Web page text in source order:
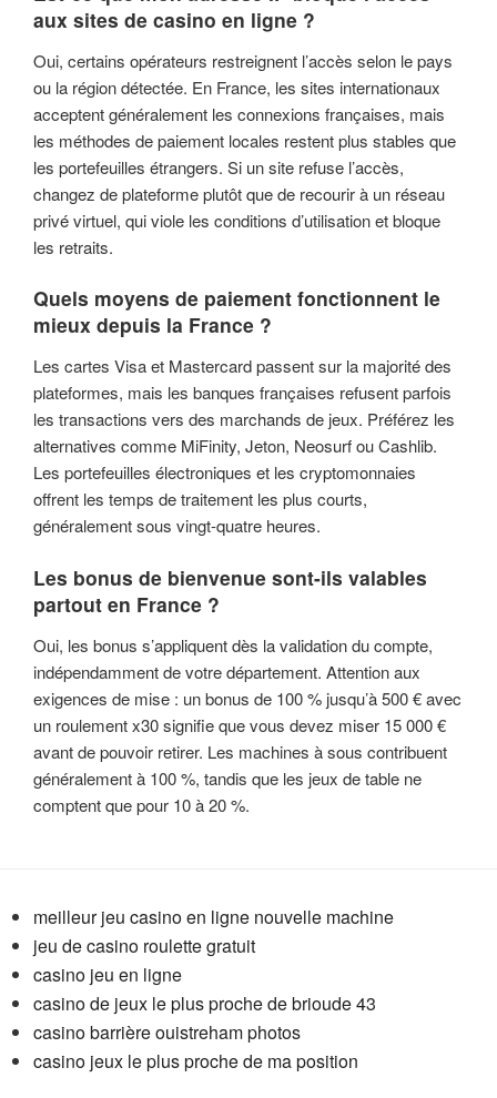
aux sites de casino en ligne ?
Oui, certains opérateurs restreignent l’accès selon le pays
ou la région détectée. En France, les sites internationaux
acceptent généralement les connexions françaises, mais
les méthodes de paiement locales restent plus stables que
les portefeuilles étrangers. Si un site refuse l’accès,
changez de plateforme plutôt que de recourir à un réseau
privé virtuel, qui viole les conditions d’utilisation et bloque
les retraits.
Quels moyens de paiement fonctionnent le
mieux depuis la France ?
Les cartes Visa et Mastercard passent sur la majorité des
plateformes, mais les banques françaises refusent parfois
les transactions vers des marchands de jeux. Préférez les
alternatives comme MiFinity, Jeton, Neosurf ou Cashlib.
Les portefeuilles électroniques et les cryptomonnaies
offrent les temps de traitement les plus courts,
généralement sous vingt-quatre heures.
Les bonus de bienvenue sont-ils valables
partout en France ?
Oui, les bonus s’appliquent dès la validation du compte,
indépendamment de votre département. Attention aux
exigences de mise : un bonus de 100 % jusqu’à 500 € avec
un roulement x30 signifie que vous devez miser 15 000 €
avant de pouvoir retirer. Les machines à sous contribuent
généralement à 100 %, tandis que les jeux de table ne
comptent que pour 10 à 20 %.
meilleur jeu casino en ligne nouvelle machine
jeu de casino roulette gratuit
casino jeu en ligne
casino de jeux le plus proche de brioude 43
casino barrière ouistreham photos
casino jeux le plus proche de ma position